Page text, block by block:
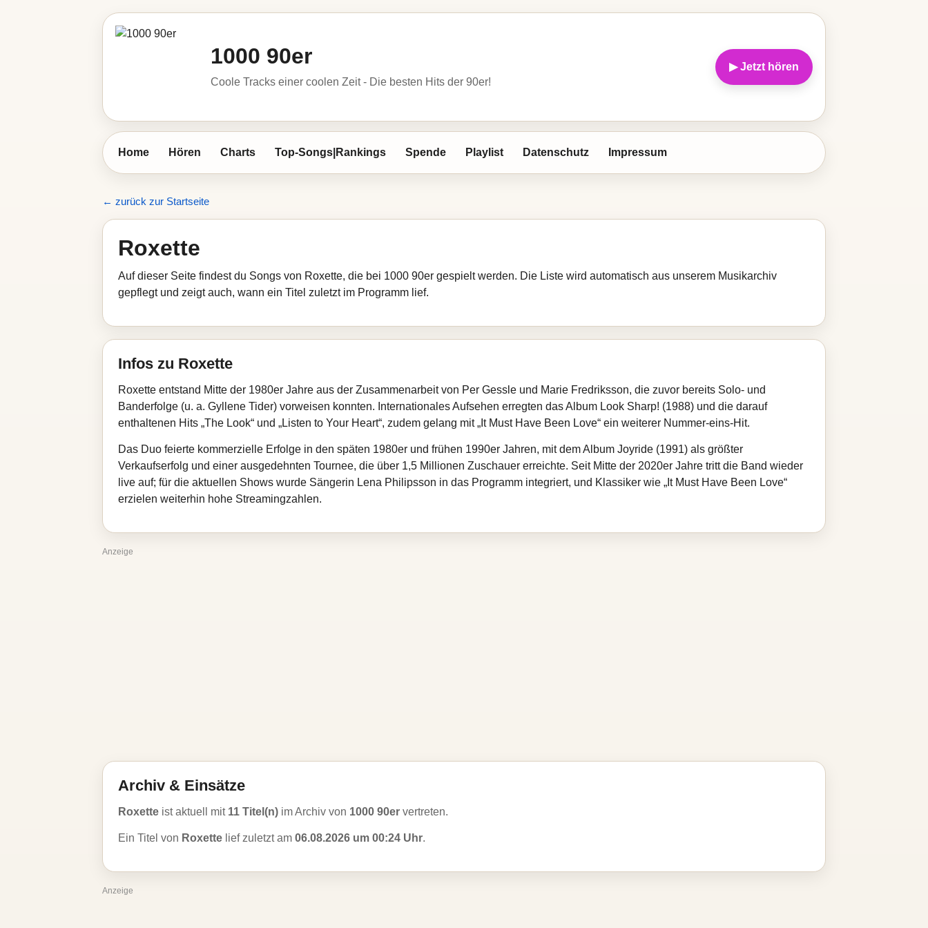
1000 90er
Coole Tracks einer coolen Zeit - Die besten Hits der 90er!
▶ Jetzt hören
Home Hören Charts Top-Songs|Rankings Spende Playlist Datenschutz Impressum
← zurück zur Startseite
Roxette
Auf dieser Seite findest du Songs von Roxette, die bei 1000 90er gespielt werden. Die Liste wird automatisch aus unserem Musikarchiv
gepflegt und zeigt auch, wann ein Titel zuletzt im Programm lief.
Infos zu Roxette
Roxette entstand Mitte der 1980er Jahre aus der Zusammenarbeit von Per Gessle und Marie Fredriksson, die zuvor bereits Solo‑ und
Banderfolge (u. a. Gyllene Tider) vorweisen konnten. Internationales Aufsehen erregten das Album Look Sharp! (1988) und die darauf
enthaltenen Hits „The Look“ und „Listen to Your Heart“, zudem gelang mit „It Must Have Been Love“ ein weiterer Nummer‑eins‑Hit.
Das Duo feierte kommerzielle Erfolge in den späten 1980er und frühen 1990er Jahren, mit dem Album Joyride (1991) als größter
Verkaufserfolg und einer ausgedehnten Tournee, die über 1,5 Millionen Zuschauer erreichte. Seit Mitte der 2020er Jahre tritt die Band wieder
live auf; für die aktuellen Shows wurde Sängerin Lena Philipsson in das Programm integriert, und Klassiker wie „It Must Have Been Love“
erzielen weiterhin hohe Streamingzahlen.
Anzeige
Archiv & Einsätze
Roxette ist aktuell mit 11 Titel(n) im Archiv von 1000 90er vertreten.
Ein Titel von Roxette lief zuletzt am 06.08.2026 um 00:24 Uhr.
Anzeige